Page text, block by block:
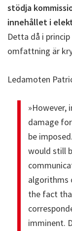
stödja
innehållet i
Detta då i
omfattning är
Ledamoten
»However,
damage
be
would still
algorithms
the fact
imminent.